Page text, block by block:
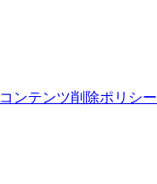
コンテンツ削除ポリシー